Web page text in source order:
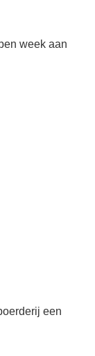
week aan
een